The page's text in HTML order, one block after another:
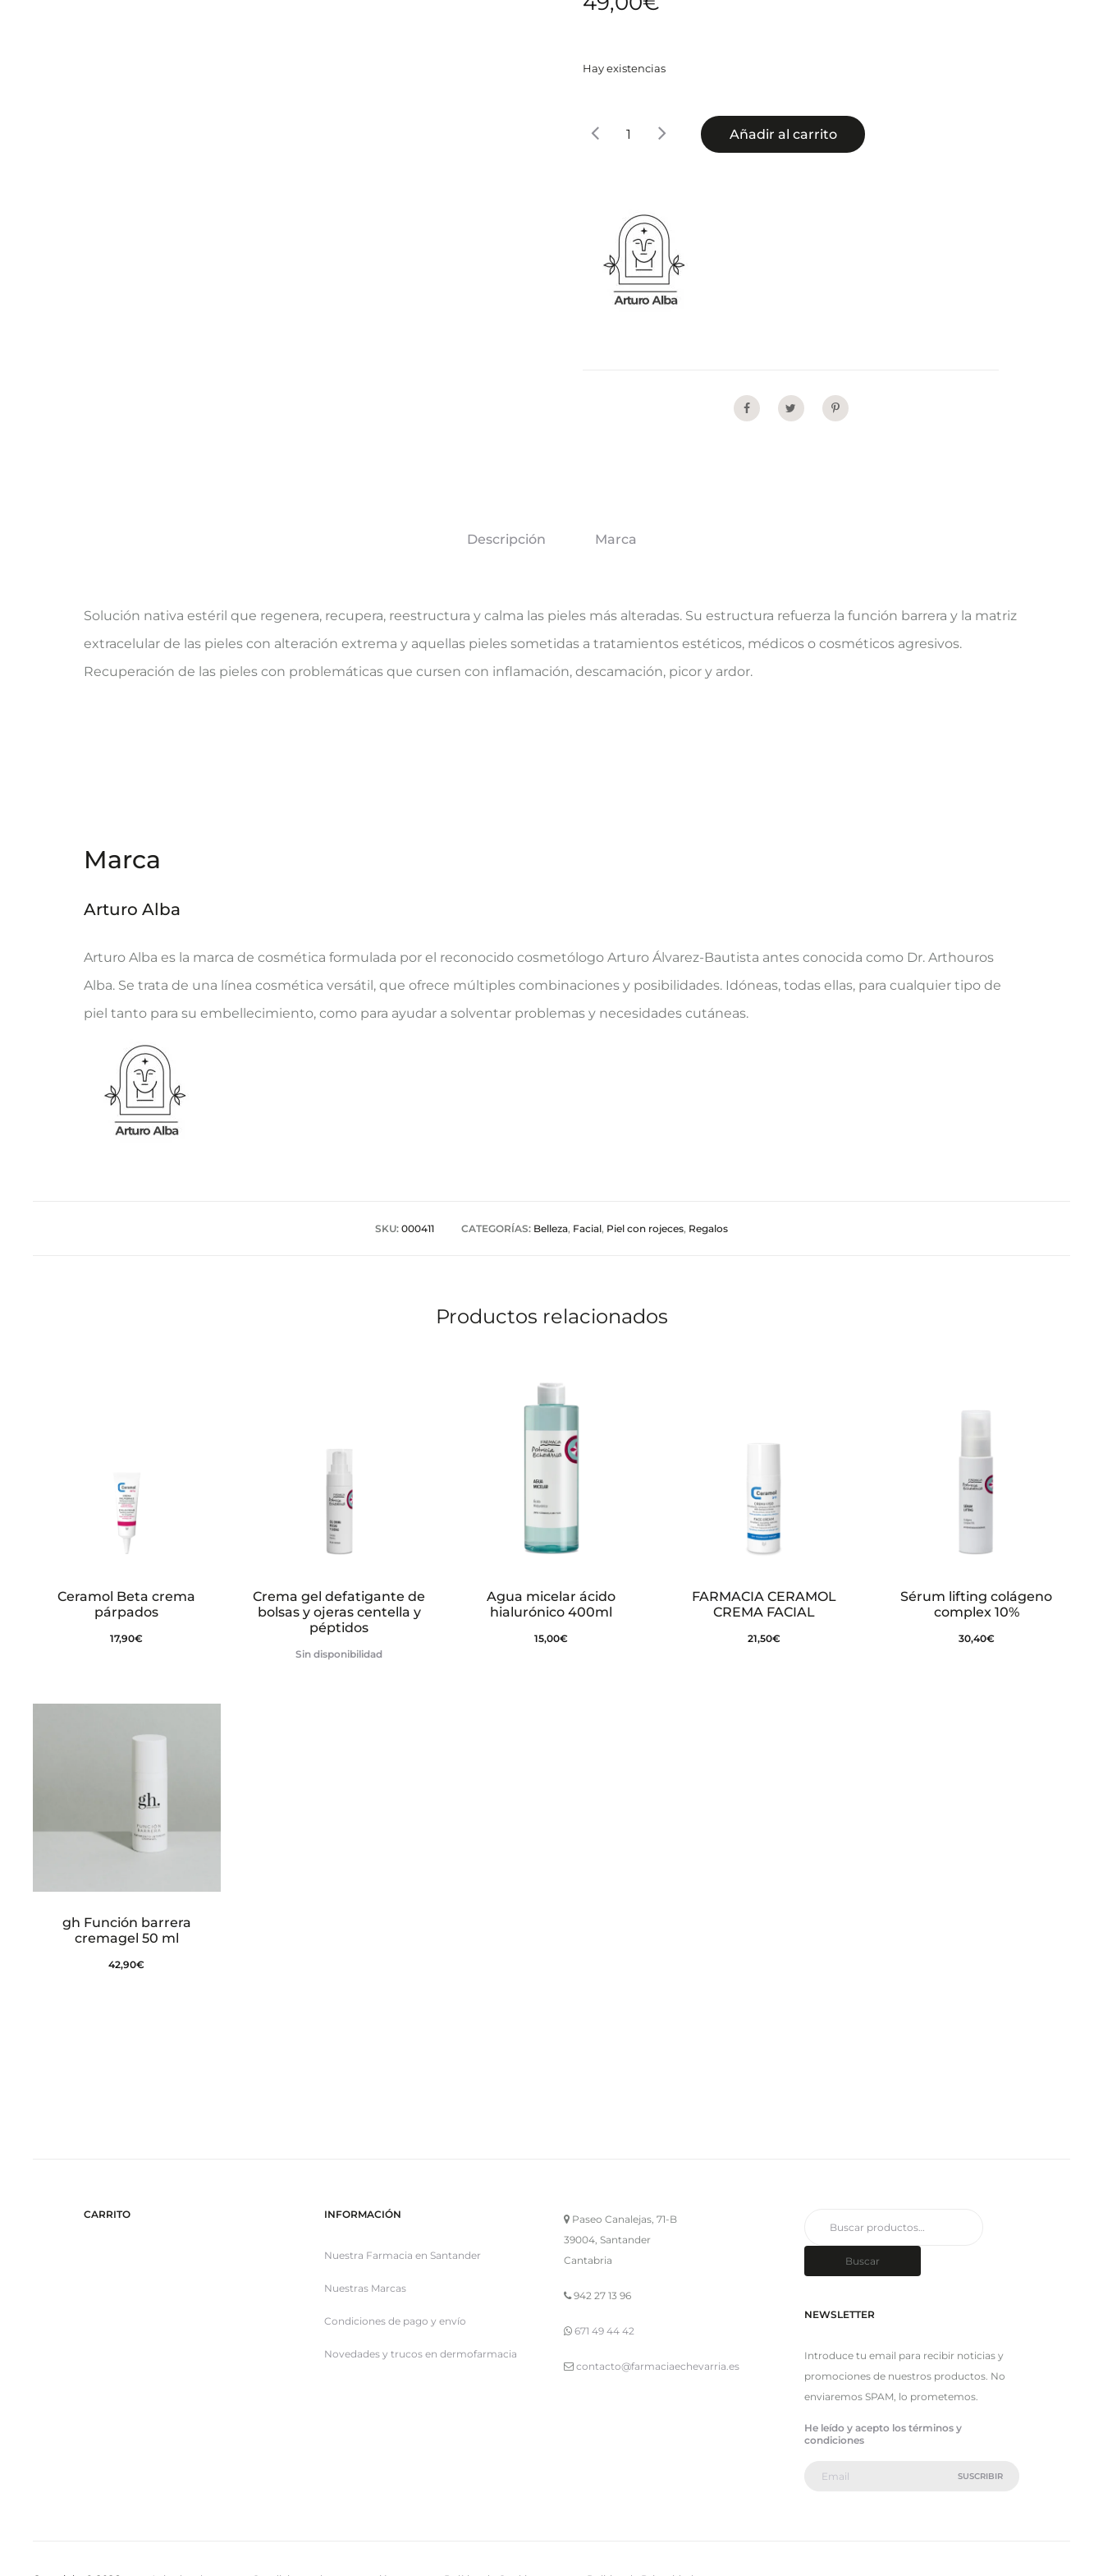
Hay existencias
ARTURO
DESALTERANTE
cantidad
Añadir al carrito
Share
Descripción Marca
Solución nativa estéril que regenera, recupera, reestructura y calma las pieles más alteradas. Su estructura refuerza la función barrera y la matriz
extracelular de las pieles con alteración extrema y aquellas pieles sometidas a tratamientos estéticos, médicos o cosméticos agresivos.
Recuperación de las pieles con problemáticas que cursen con inflamación, descamación, picor y ardor.
Marca
Arturo Alba
Arturo Alba es la marca de cosmética formulada por el reconocido cosmetólogo Arturo Álvarez-Bautista antes conocida como Dr. Arthouros
Alba. Se trata de una línea cosmética versátil, que ofrece múltiples combinaciones y posibilidades. Idóneas, todas ellas, para cualquier tipo de
piel tanto para su embellecimiento, como para ayudar a solventar problemas y necesidades cutáneas.
SKU: 000411 CATEGORÍAS: Belleza, Facial, Piel con rojeces, Regalos
Productos relacionados
Ceramol Beta crema
párpados
17,90€
Crema gel defatigante de
bolsas y ojeras centella y
péptidos
Sin disponibilidad
Agua micelar ácido
hialurónico 400ml
15,00€
FARMACIA CERAMOL
CREMA FACIAL
21,50€
Sérum lifting colágeno
complex 10%
30,40€
gh Función barrera
cremagel 50 ml
42,90€
CARRITO INFORMACIÓN
Nuestra Farmacia en Santander
Nuestras Marcas
Condiciones de pago y envío
Novedades y trucos en dermofarmacia
Paseo Canalejas, 71-B
39004, Santander
Cantabria
942 27 13 96
671 49 44 42
contacto@farmaciaechevarria.es
Buscar
NEWSLETTER
Introduce tu email para recibir noticias y
promociones de nuestros productos. No
enviaremos SPAM, lo prometemos.
He leído y acepto los términos y
condiciones